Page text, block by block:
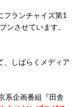
フランチャイズ第1
ンさせています。
、しばらくメディア
系企画番組『田舎